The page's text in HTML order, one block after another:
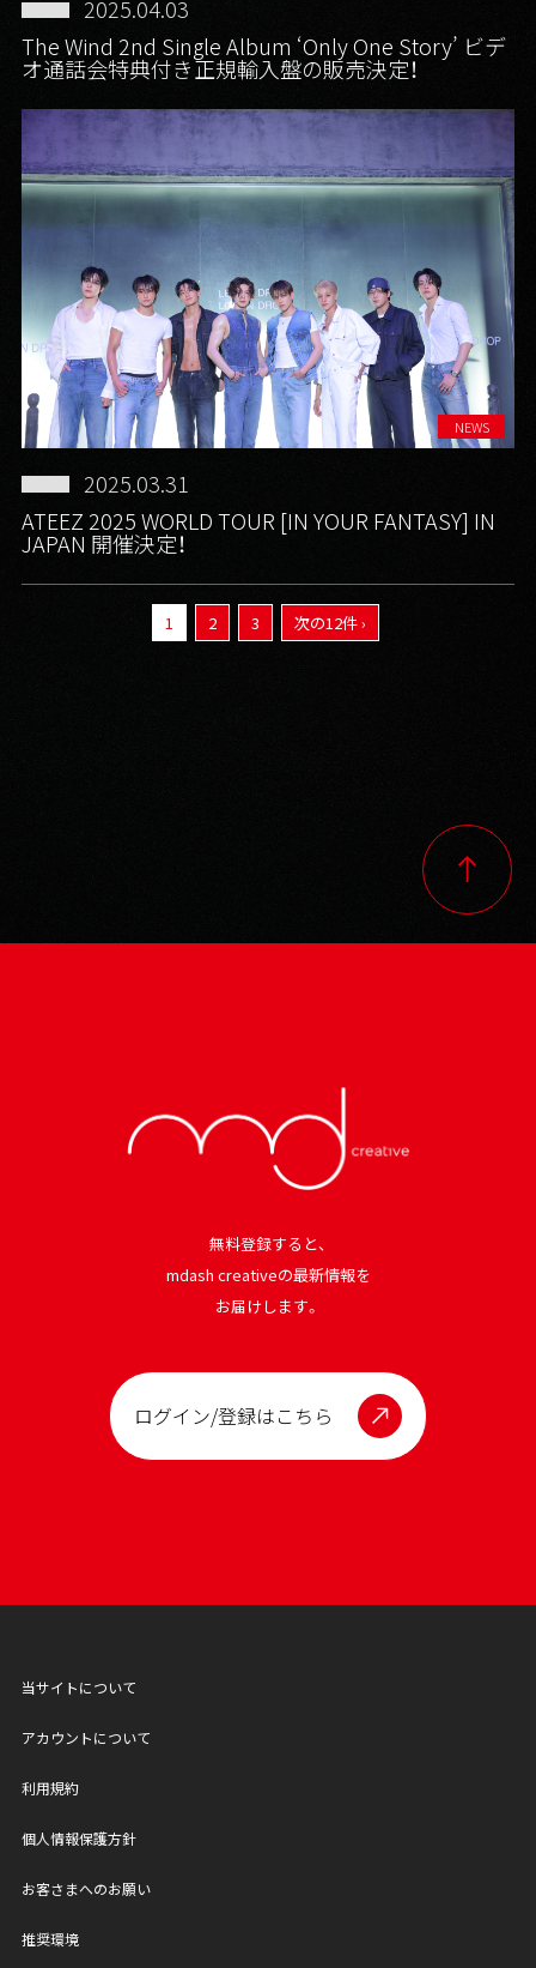
2025.04.03
The Wind 2nd Single Album ‘Only One Story’ ビデ
オ通話会特典付き正規輸入盤の販売決定！
NEWS
2025.03.31
ATEEZ 2025 WORLD TOUR [IN YOUR FANTASY] IN
JAPAN 開催決定！
1 2 3 次の12件 ›
無料登録すると、
mdash creativeの最新情報を
お届けします。
ログイン/登録はこちら
当サイトについて
アカウントについて
利用規約
個人情報保護方針
お客さまへのお願い
推奨環境